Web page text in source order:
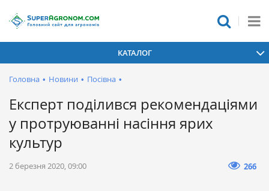
КАТАЛОГ
Головна • Новини • Посівна •
Експерт поділився рекомендаціями
у протруюванні насіння ярих
культур
2 березня 2020, 09:00 266